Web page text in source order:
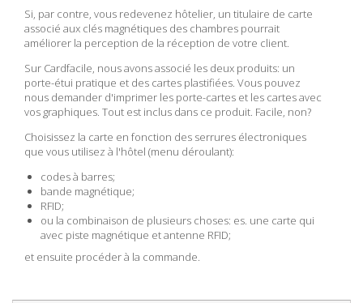
Si, par contre, vous redevenez hôtelier, un titulaire de carte
associé aux clés magnétiques des chambres pourrait
améliorer la perception de la réception de votre client.
Sur Cardfacile, nous avons associé les deux produits: un
porte-étui pratique et des cartes plastifiées. Vous pouvez
nous demander d'imprimer les porte-cartes et les cartes avec
vos graphiques. Tout est inclus dans ce produit. Facile, non?
Choisissez la carte en fonction des serrures électroniques
que vous utilisez à l'hôtel (menu déroulant):
codes à barres;
bande magnétique;
RFID;
ou la combinaison de plusieurs choses: es. une carte qui
avec piste magnétique et antenne RFID;
et ensuite procéder à la commande.